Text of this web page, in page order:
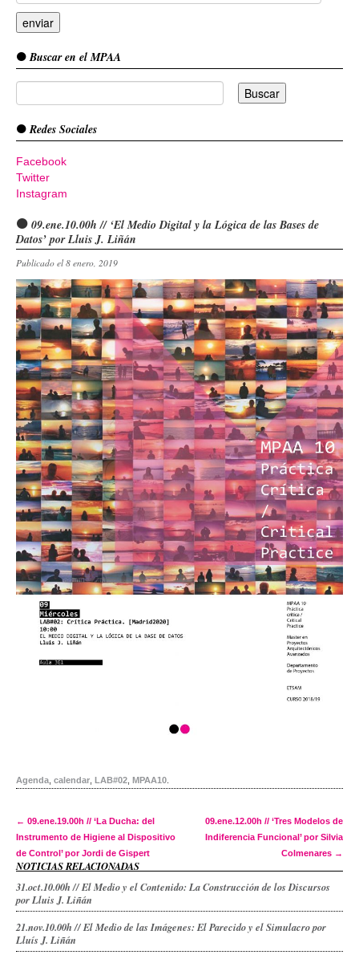
Buscar en el MPAA
Redes Sociales
Facebook
Twitter
Instagram
09.ene.10.00h // ‘El Medio Digital y la Lógica de las Bases de
Datos’ por Lluis J. Liñán
Publicado el 8 enero, 2019
Agenda calendar LAB#02 MPAA10
Post navigation
← 09.ene.19.00h // ‘La Ducha: del
Instrumento de Higiene al Dispositivo
de Control’ por Jordi de Gispert
09.ene.12.00h // ‘Tres Modelos de
Indiferencia Funcional’ por Silvia
Colmenares →
NOTICIAS RELACIONADAS
31.oct.10.00h // El Medio y el Contenido: La Construcción de los Discursos
por Lluis J. Liñán
21.nov.10.00h // El Medio de las Imágenes: El Parecido y el Simulacro por
Lluís J. Liñán